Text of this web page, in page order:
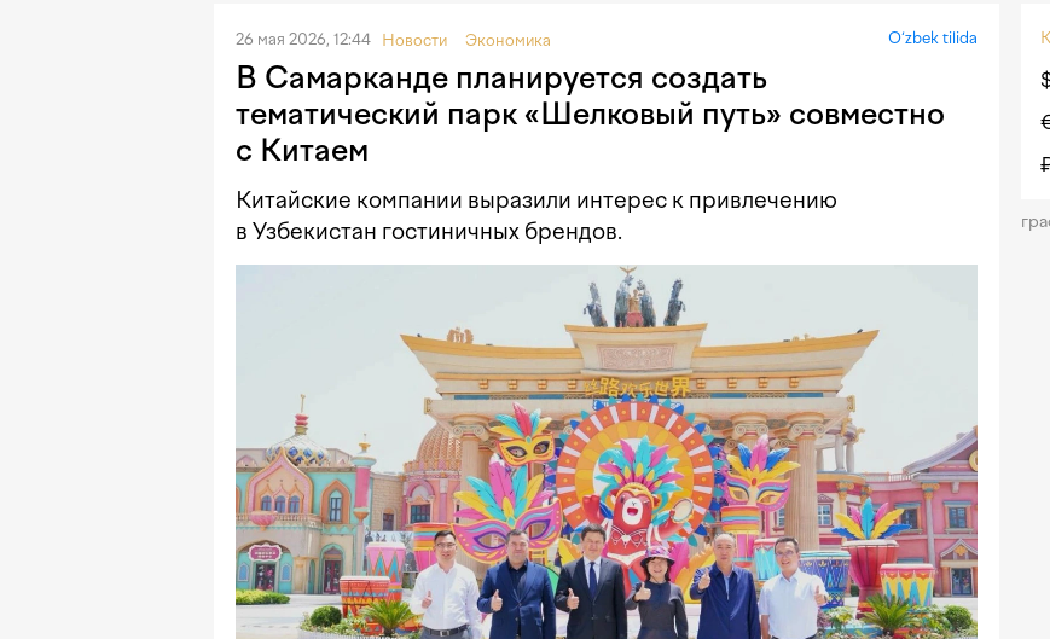
26 мая 2026, 12:44 Новости Экономика O‘zbek tilida
В Самарканде планируется создать
тематический парк «Шелковый путь» совместно
с Китаем
Китайские компании выразили интерес к привлечению
в Узбекистан гостиничных брендов.